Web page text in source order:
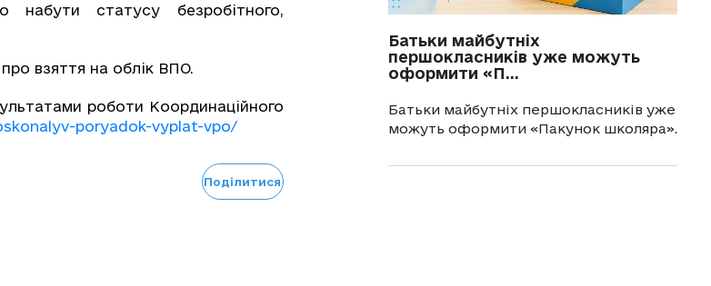
статусу безробітного,
взяття на облік ВПО.
роботи Координаційного
poryadok-vyplat-vpo/
Поділитися
Батьки майбутніх
першокласників уже можуть
оформити «П...
Батьки майбутніх першокласників уже
можуть оформити «Пакунок школяра».